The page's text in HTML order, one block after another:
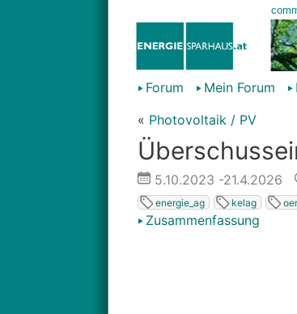
Forum Mein Forum
« Photovoltaik / PV
5.10.2023 -21.4.2026
energie_ag kelag
Zusammenfassung